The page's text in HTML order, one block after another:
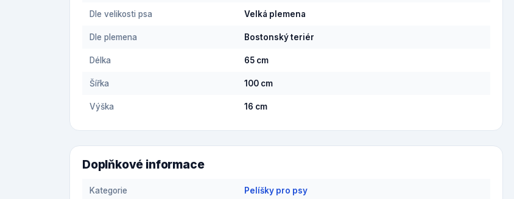
Dle velikosti psa Velká plemena
Dle plemena Bostonský teriér
Délka 65 cm
Šířka 100 cm
Výška 16 cm
Doplňkové informace
Kategorie Pelíšky pro psy